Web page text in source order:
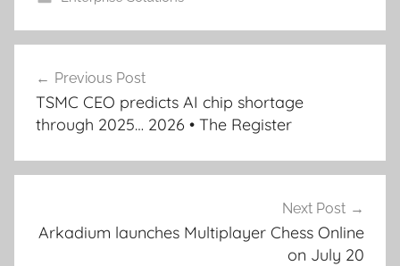
navigation
Previous Post
TSMC CEO predicts AI chip shortage
through 2025… 2026 • The Register
Next Post
Arkadium launches Multiplayer Chess Online
on July 20